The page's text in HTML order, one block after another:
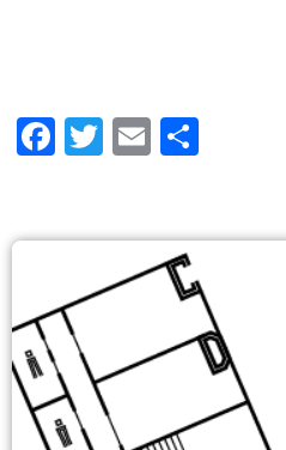
Facebook
TwitterEmail